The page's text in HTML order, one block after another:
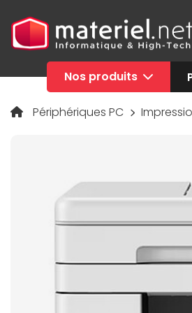
Nos produits
Périphériques PC